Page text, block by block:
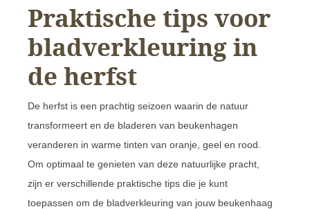
Praktische tips voor
bladverkleuring in
de herfst
De herfst is een prachtig seizoen waarin de natuur
transformeert en de bladeren van beukenhagen
veranderen in warme tinten van oranje, geel en rood.
Om optimaal te genieten van deze natuurlijke pracht,
zijn er verschillende praktische tips die je kunt
toepassen om de bladverkleuring van jouw beukenhaag